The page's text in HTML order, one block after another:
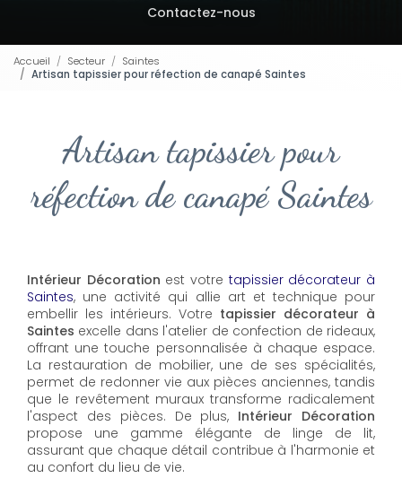
Contactez-nous
Accueil Secteur
Saintes
Artisan tapissier pour réfection de canapé Saintes
Artisan tapissier pour
réfection de canapé Saintes
Intérieur Décoration est votre tapissier décorateur à
Saintes, une activité qui allie art et technique pour
embellir les intérieurs. Votre tapissier décorateur à
Saintes excelle dans l'atelier de confection de rideaux,
offrant une touche personnalisée à chaque espace.
La restauration de mobilier, une de ses spécialités,
permet de redonner vie aux pièces anciennes, tandis
que le revêtement muraux transforme radicalement
l'aspect des pièces. De plus, Intérieur Décoration
propose une gamme élégante de linge de lit,
assurant que chaque détail contribue à l'harmonie et
au confort du lieu de vie.